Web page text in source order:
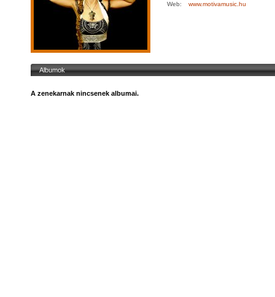
Web:
www.motivamusic.hu
Albumok
A zenekarnak nincsenek albumai.